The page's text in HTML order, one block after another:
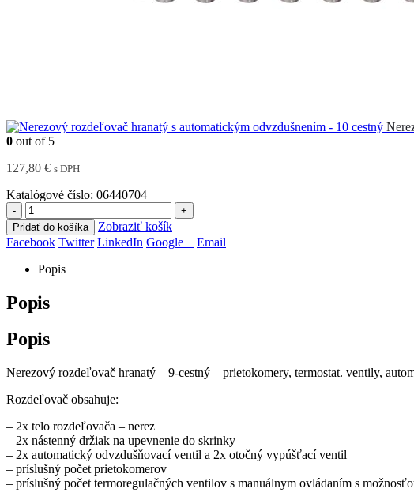
0 out of 5
127,80 € s DPH
Katalógové číslo: 06440704
-
+
Pridať do košíka
Zobraziť košík
Facebook Twitter LinkedIn Google + Email
Popis
Popis
Popis
Nerezový rozdeľovač hranatý – 9-cestný – prietokomery, termostat. ventily,
Rozdeľovač obsahuje:
– 2x telo rozdeľovača – nerez
– 2x nástenný držiak na upevnenie do skrinky
– 2x automatický odvzdušňovací ventil a 2x otočný vypúšťací ventil
– príslušný počet prietokomerov
– príslušný počet termoregulačných ventilov s manuálnym ovládaním s